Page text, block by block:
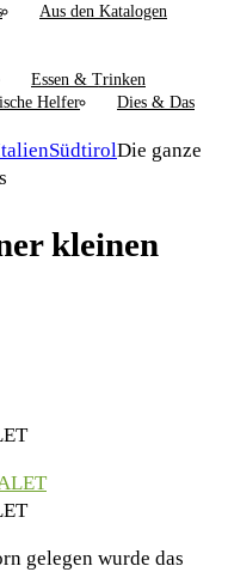
Aus den Katalogen
Essen & Trinken
Helfer
Dies & Das
SüdtirolDie ganze
kleinen
gelegen wurde das